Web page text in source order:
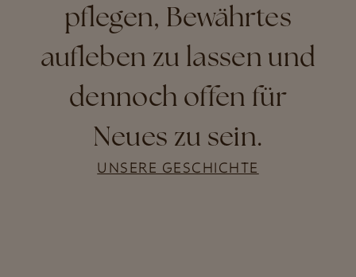
pflegen, Bewährtes
aufleben zu lassen und
dennoch offen für
Neues zu sein.
UNSERE GESCHICHTE